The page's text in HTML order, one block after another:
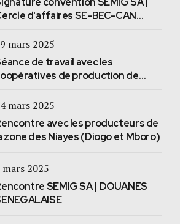
d'affaires SE-BEC-CAN
mars 2025
de travail avec les
de production de
mars 2025
avec les producteurs de
zone des Niayes (Diogo et Mboro)
mars 2025
SEMIG SA | DOUANES